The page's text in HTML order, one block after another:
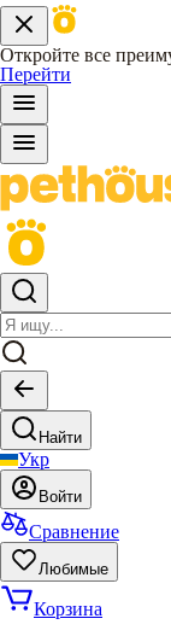
Откройте все
Перейти
Найти
Укр
Войти
Сравнение
Любимые
Корзина